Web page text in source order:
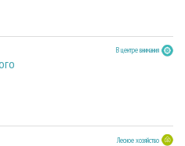
В центре внимания
Лесное хозяйство